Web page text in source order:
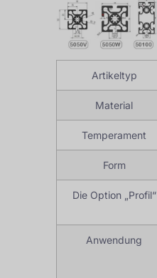
Artikeltyp
Material
Temperament
Form
Die Option „Profil“
Anwendung